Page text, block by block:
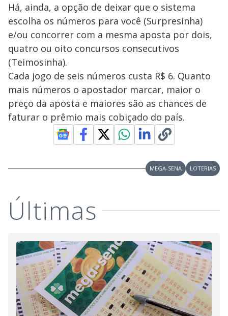
Há, ainda, a opção de deixar que o sistema
escolha os números para você (Surpresinha)
e/ou concorrer com a mesma aposta por dois,
quatro ou oito concursos consecutivos
(Teimosinha).
Cada jogo de seis números custa R$ 6. Quanto
mais números o apostador marcar, maior o
preço da aposta e maiores são as chances de
faturar o prêmio mais cobiçado do país.
MEGA-SENA LOTERIAS
Últimas